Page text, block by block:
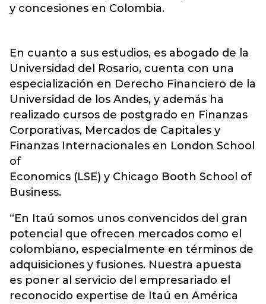
y concesiones en Colombia.
En cuanto a sus estudios, es abogado de la
Universidad del Rosario, cuenta con una
especialización en Derecho Financiero de la
Universidad de los Andes, y además ha
realizado cursos de postgrado en Finanzas
Corporativas, Mercados de Capitales y
Finanzas Internacionales en London School
of
Economics (LSE) y Chicago Booth School of
Business.
“En Itaú somos unos convencidos del gran
potencial que ofrecen mercados como el
colombiano, especialmente en términos de
adquisiciones y fusiones. Nuestra apuesta
es poner al servicio del empresariado el
reconocido expertise de Itaú en América